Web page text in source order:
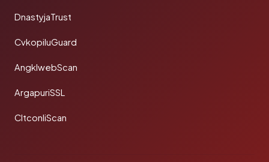
DnastyjaTrust
CvkopiluGuard
AngklwebScan
ArgapuriSSL
CltconliScan